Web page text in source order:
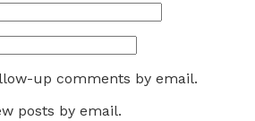
up comments by email.
posts by email.